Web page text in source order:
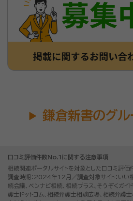
鎌倉新書のグル
口コミ評価件数No.1に関する注意事項
相続関連ポータルサイトを対象とした口コミ評価
調査時期：2024年12月／調査対象サイト：いい
続会議、ベンナビ相続、相続プラス、そうぞくガイ
護士ドットコム、相続弁護士相談広場、相続弁護